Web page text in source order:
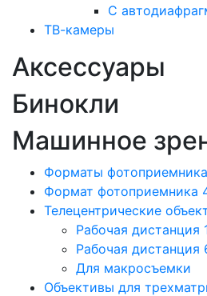
С
ТВ-камеры
Аксессуары
Бинокли
Машинное
Форматы
Формат фотоприемника
Телецентрические
Рабочая дистанция
Рабочая
Для макросъемки
Объективы для